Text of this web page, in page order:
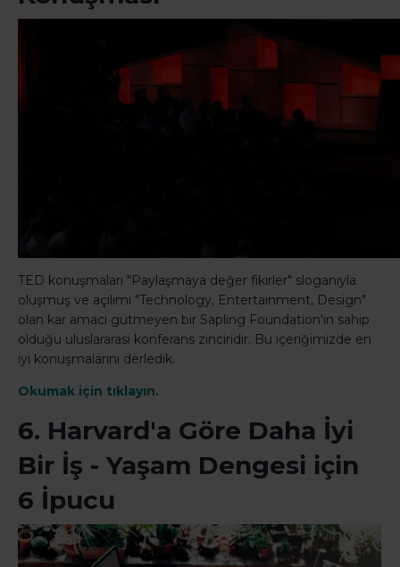
TED konuşmaları "Paylaşmaya değer fikirler" sloganıyla
oluşmuş ve açılımı "Technology, Entertainment, Design"
olan kar amacı gütmeyen bir Sapling Foundation'in sahip
olduğu uluslararası konferans zinciridir. Bu içeriğimizde en
iyi konuşmalarını derledik.
Okumak için tıklayın.
6. Harvard'a Göre Daha İyi
Bir İş - Yaşam Dengesi için
6 İpucu